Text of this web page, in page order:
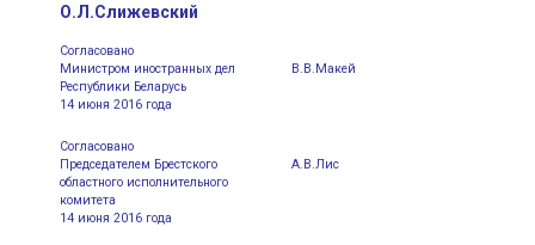
О.Л.Слижевский
Согласовано
Министром иностранных дел
Республики Беларусь
14 июня 2016 года
В.В.Макей
Согласовано
Председателем Брестского
областного исполнительного
комитета
14 июня 2016 года
А.В.Лис